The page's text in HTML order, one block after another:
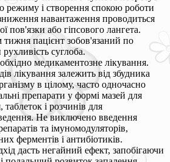
режиму і створення спокою роботи
навантаження проводиться
пов'язки або гіпсового лангета.
пацієнт зобов'язаний по
суглоба.
медикаментозне лікування.
лікування залежить від збудника
в цілому, часто одночасно
препарати у формі мазей для
таблеток і розчинів для
Не виключено введення
та імуномодуляторів,
ферментів і антибіотиків.
дасть негайний ефект, запобігаючи